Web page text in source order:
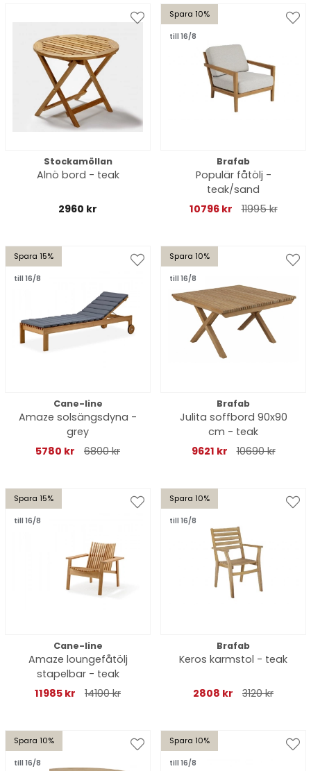
Stockamöllan
Alnö bord - teak
2960 kr
Spara 10%
till 16/8
Brafab
Populär fåtölj -
teak/sand
10796 kr
11995 kr
Spara 15%
till 16/8
Cane-line
Amaze solsängsdyna -
grey
5780 kr
6800 kr
Spara 10%
till 16/8
Brafab
Julita soffbord 90x90
cm - teak
9621 kr
10690 kr
Spara 15%
till 16/8
Cane-line
Amaze loungefåtölj
stapelbar - teak
11985 kr
14100 kr
Spara 10%
till 16/8
Brafab
Keros karmstol - teak
2808 kr 3120 kr
Spara 10%
till 16/8
Spara 10%
till 16/8